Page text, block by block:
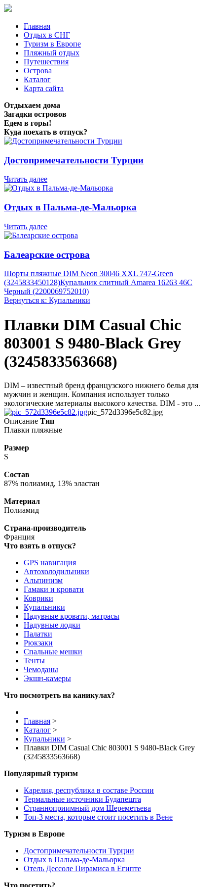
Главная
Отдых в СНГ
Туризм в Европе
Пляжный отдых
Путешествия
Острова
Каталог
Карта сайта
Отдыхаем дома
Загадки островов
Едем в горы!
Куда поехать в отпуск?
Достопримечательности Турции
Читать далее
Отдых в Пальма-де-Мальорка
Читать далее
Балеарские острова
Шорты пляжные DIM Neon 30046 XXL 747-Green
(3245833450128)Купальник слитный Amarea 16263 46C
Черный (2200069752010)
Вернуться к: Купальники
Плавки DIM Casual Chic
803001 S 9480-Black Grey
(3245833563668)
DIM – известный бренд французского нижнего белья для
мужчин и женщин. Компания использует только
экологические материалы высокого качества. DIM - это ...
pic_572d3396e5c82.jpg
Описание Тип
Плавки пляжные
Размер
S
Состав
87% полиамид, 13% эластан
Материал
Полиамид
Страна-производитель
Франция
Что взять в отпуск?
GPS навигация
Автохолодильники
Альпинизм
Гамаки и кровати
Коврики
Купальники
Надувные кровати, матрасы
Надувные лодки
Палатки
Рюкзаки
Спальные мешки
Тенты
Чемоданы
Экшн-камеры
Что посмотреть на каникулах?
Главная >
Каталог >
Купальники >
Плавки DIM Casual Chic 803001 S 9480-Black Grey
(3245833563668)
Популярный туризм
Карелия, республика в составе России
Термальные источники Будапешта
Странноприимный дом Шереметьева
Топ-3 места, которые стоит посетить в Вене
Туризм в Европе
Достопримечательности Турции
Отдых в Пальма-де-Мальорка
Отель Дессоле Пирамиса в Египте